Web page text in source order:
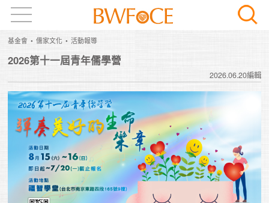
基金會 儒家文化 活動報導
2026第十一屆青年儒學營
2026.06.20編輯